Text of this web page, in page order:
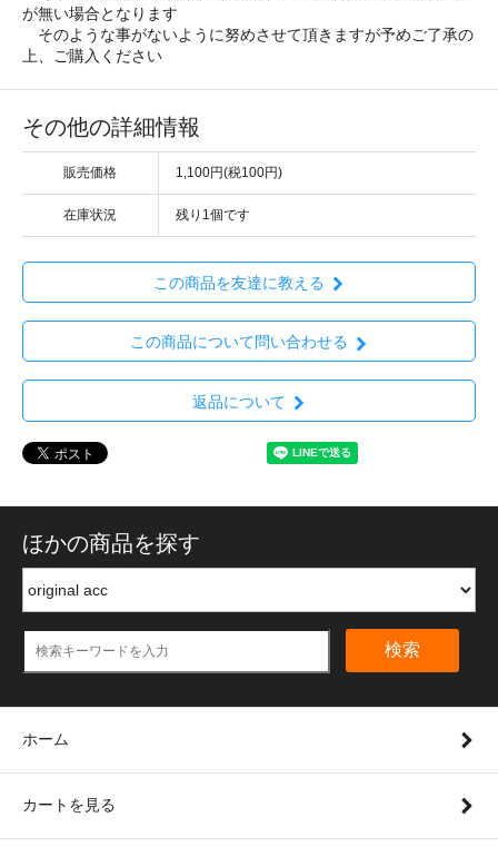
が無い場合となります
そのような事がないように努めさせて頂きますが予めご了承の
上、ご購入ください
その他の詳細情報
販売価格 1,100円(税100円)
在庫状況 残り1個です
この商品を友達に教える
この商品について問い合わせる
返品について
ほかの商品を探す
検索
ホーム
カートを見る